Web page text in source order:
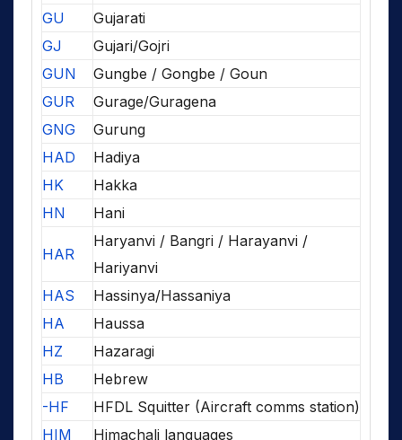
GU
Gujarati
GJ
Gujari/Gojri
GUN
Gungbe / Gongbe / Goun
GUR
Gurage/Guragena
GNG
Gurung
HAD
Hadiya
HK
Hakka
HN
Hani
HAR
Haryanvi / Bangri / Harayanvi /
Hariyanvi
HAS
Hassinya/Hassaniya
HA
Haussa
HZ
Hazaragi
HB
Hebrew
-HF
HFDL Squitter (Aircraft comms station)
HIM
Himachali languages